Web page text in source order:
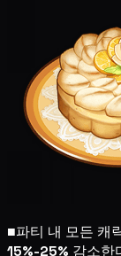
■파티 내 모든 캐
15%-25% 감소한